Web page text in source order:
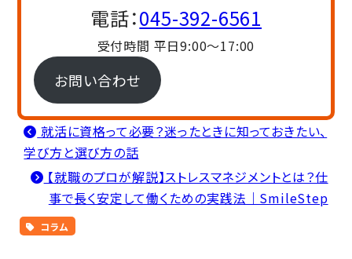
電話：045-392-6561
受付時間 平日9:00〜17:00
お問い合わせ
就活に資格って必要？迷ったときに知っておきたい、
学び方と選び方の話
【就職のプロが解説】ストレスマネジメントとは？仕
事で長く安定して働くための実践法｜SmileStep
コラム